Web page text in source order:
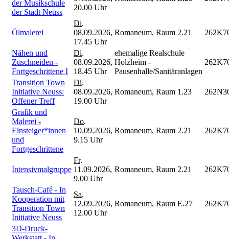
der Musikschule
der Stadt Neuss
20.00 Uhr
Ölmalerei
Di.
08.09.2026,
17.45 Uhr
Romaneum, Raum 2.21
Nähen und
Zuschneiden -
Fortgeschrittene I
Di.
08.09.2026,
18.45 Uhr
ehemalige Realschule
Holzheim -
Pausenhalle/Sanitäranlagen
Transition Town
Initiative Neuss:
Offener Treff
Di.
08.09.2026,
19.00 Uhr
Romaneum, Raum 1.23
Grafik und
Malerei -
Einsteiger*innen
und
Fortgeschrittene
Do.
10.09.2026,
9.15 Uhr
Romaneum, Raum 2.21
Intensivmalgruppe
Fr.
11.09.2026,
9.00 Uhr
Romaneum, Raum 2.21
Tausch-Café - In
Kooperation mit
Transition Town
Initiative Neuss
Sa.
12.09.2026,
12.00 Uhr
Romaneum, Raum E.27
3D-Druck-